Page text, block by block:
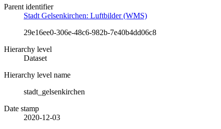
Parent identifier
Stadt Gelsenkirchen: Luftbilder (WMS)
29e16ee0-306e-48c6-982b-7e40b4dd06c8
Hierarchy level
Dataset
Hierarchy level name
stadt_gelsenkirchen
Date stamp
2020-12-03